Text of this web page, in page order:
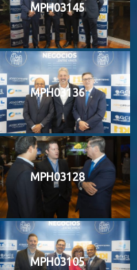
MPH03145
MPH03136
MPH03128
MPH03105